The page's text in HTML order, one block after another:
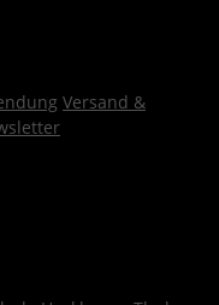
Versand &